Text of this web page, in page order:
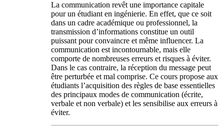
La communication revêt une importance capitale
pour un étudiant en ingénierie. En effet, que ce soit
dans un cadre académique ou professionnel, la
transmission d’informations constitue un outil
puissant pour convaincre et même influencer. La
communication est incontournable, mais elle
comporte de nombreuses erreurs et risques à éviter.
Dans le cas contraire, la réception du message peut
être perturbée et mal comprise. Ce cours propose aux
étudiants l’acquisition des règles de base essentielles
des principaux modes de communication (écrite,
verbale et non verbale) et les sensibilise aux erreurs à
éviter.